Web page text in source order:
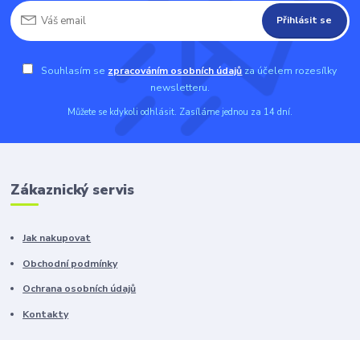
Přihlásit se
Souhlasím se zpracováním osobních údajů za účelem rozesílky
newsletteru.
Můžete se kdykoli odhlásit. Zasíláme jednou za 14 dní.
Zákaznický servis
Jak nakupovat
Obchodní podmínky
Ochrana osobních údajů
Kontakty